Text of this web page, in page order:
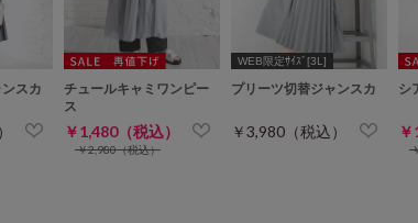
スカ
チュールキャミワンピー
ス
￥1,480（税込）
￥2,980（税込）
WEB限定ｻｲｽﾞ[3L]
プリーツ切替ジャンスカ
￥3,980（税込）
シ